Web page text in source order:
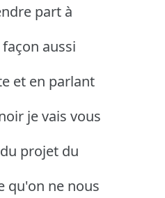
part à
aussi
et en parlant
je vais vous
projet du
qu'on ne nous